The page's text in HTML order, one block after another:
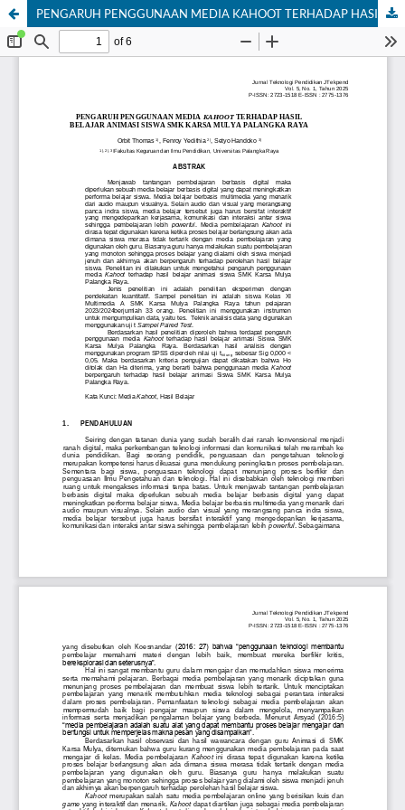
PENGARUH PENGGUNAAN MEDIA KAHOOT TERHADAP HASIL BELAJAR ANIMASI SISWA SMK KARSA MULYA PALANGKA RAYA